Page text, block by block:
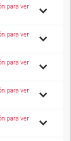
para ver
para ver
para ver
para ver
para ver